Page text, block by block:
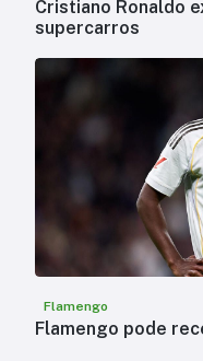
Cristiano Ronaldo
supercarros
Flamengo
Flamengo pode